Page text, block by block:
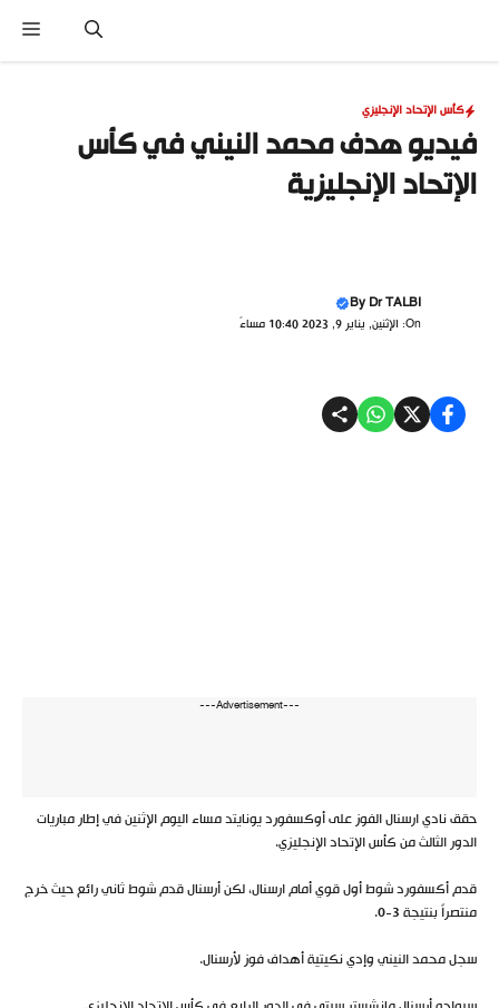
المحتوى
كأس الإتحاد الإنجليزي
فيديو هدف محمد النيني في كأس
الإتحاد الإنجليزية
ByDr TALBI
On: الإثنين, يناير 9, 2023 10:40 مساءً
---Advertisement---
حقق نادي ارسنال الفوز على أوكسفورد يونايتد مساء اليوم الإثنين في إطار مباريات
الدور الثالث من كأس الإتحاد الإنجليزي.
قدم أكسفورد شوط أول قوي أمام ارسنال، لكن أرسنال قدم شوط ثاني رائع حيث خرج
منتصراً بنتيجة 3-0.
سجل محمد النيني وإدي نكيتية أهداف فوز لأرسنال.